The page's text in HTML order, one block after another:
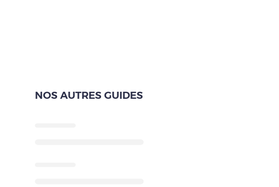
NOS AUTRES GUIDES